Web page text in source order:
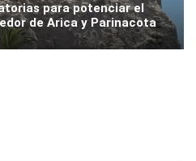
para potenciar el
de Arica y Parinacota